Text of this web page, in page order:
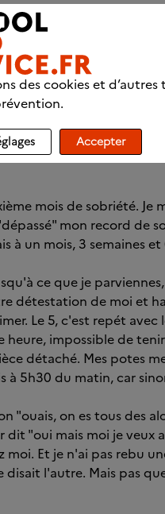
janvier peut-être sec. Le
mois de sobriété. Je
mon record de
à un mois, 3 semaines
ce que je
détestation de moi et
Le 5, c'est repét avec
heure, impossible de
détaché. Mes potes
5h30 du matin, car
"ouais, on es tous des
"oui mais moi je veux
moi. Et je n'ai pas rebu
l'autre. Mais pas
des cookies et d’autres
Accepter